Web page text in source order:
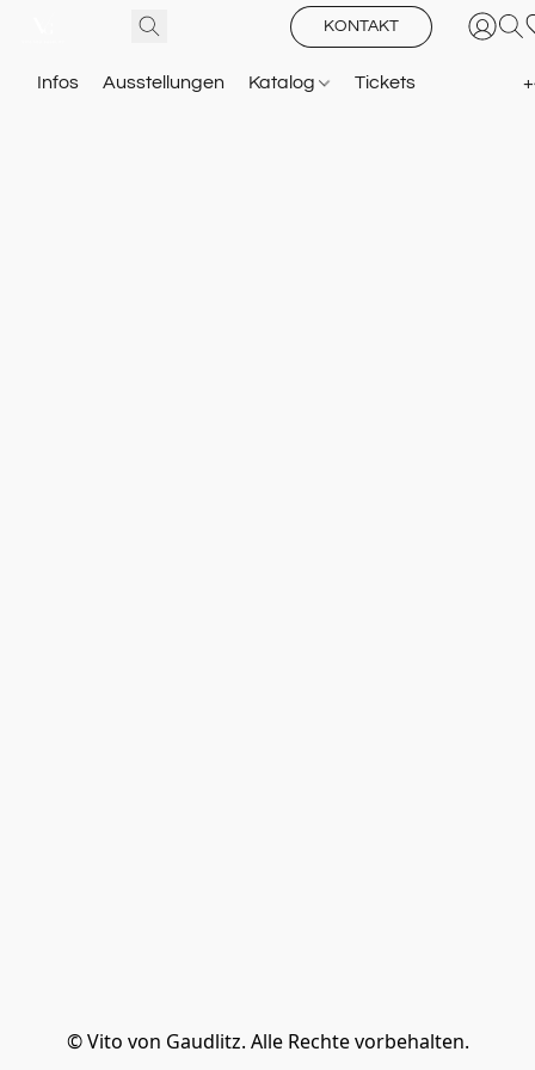
KONTAKT
Infos Ausstellungen Katalog Tickets
© Vito von Gaudlitz. Alle Rechte vorbehalten.